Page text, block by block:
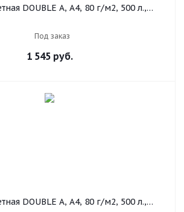
DOUBLE A, А4, 80 г/м2, 500 л.,
Под заказ
1 545руб.
DOUBLE A, А4, 80 г/м2, 500 л.,